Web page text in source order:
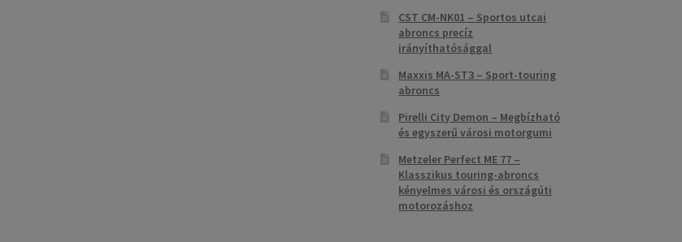
CST CM-NK01 – Sportos utcai
abroncs precíz
irányíthatósággal
Maxxis MA-ST3 – Sport-touring
abroncs
Pirelli City Demon – Megbízható
és egyszerű városi motorgumi
Metzeler Perfect ME 77 –
Klasszikus touring-abroncs
kényelmes városi és országúti
motorozáshoz